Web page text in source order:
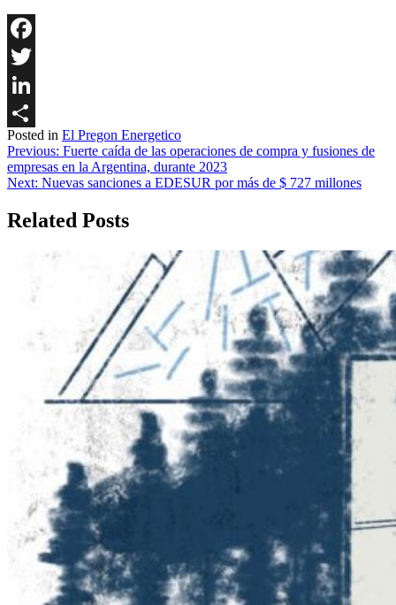
Facebook
Twitter
LinkedIn
Share
Posted in El Pregon Energetico
Navegación
de
Previous: Fuerte caída de las operaciones de compra y fusiones de
empresas en la Argentina, durante 2023
Next: Nuevas sanciones a EDESUR por más de $ 727 millones
Related Posts